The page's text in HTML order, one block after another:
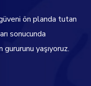
ön planda tutan
sonucunda
yaşıyoruz.